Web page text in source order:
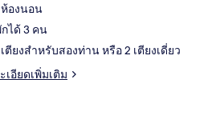
ห้องนอน
ได้ 3 คน
เตียงสำหรับสองท่าน หรือ 2 เตียงเดี่ยว
เอียดเพิ่มเติม